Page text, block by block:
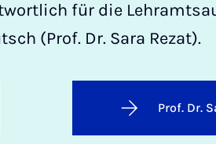
für die
(Prof. Dr. Sara Rezat).
Prof. Dr.